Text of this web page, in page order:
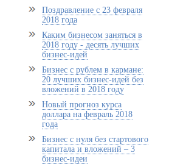
Поздравление с 23 февраля
2018 года
Каким бизнесом заняться в
2018 году - десять лучших
бизнес-идей
Бизнес с рублем в кармане:
20 лучших бизнес-идей без
вложений в 2018 году
Новый прогноз курса
доллара на февраль 2018
года
Бизнес с нуля без стартового
капитала и вложений – 3
бизнес-идеи